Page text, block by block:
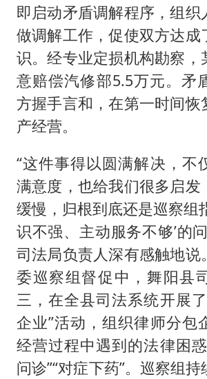
即启动矛盾调解程序，组织
做调解工作，促使双方达成
识。经专业定损机构勘察，
意赔偿汽修部5.5万元。矛
方握手言和，在第一时间恢
产经营。
“这件事得以圆满解决，不
满意度，也给我们很多启发
缓慢，归根到底还是巡察组
识不强、主动服务不够’的
司法局负责人深有感触地说
委巡察组督促中，舞阳县
三，在全县司法系统开展
企业”活动，组织律师分包
经营过程中遇到的法律困
问诊”“对症下药”。巡察组